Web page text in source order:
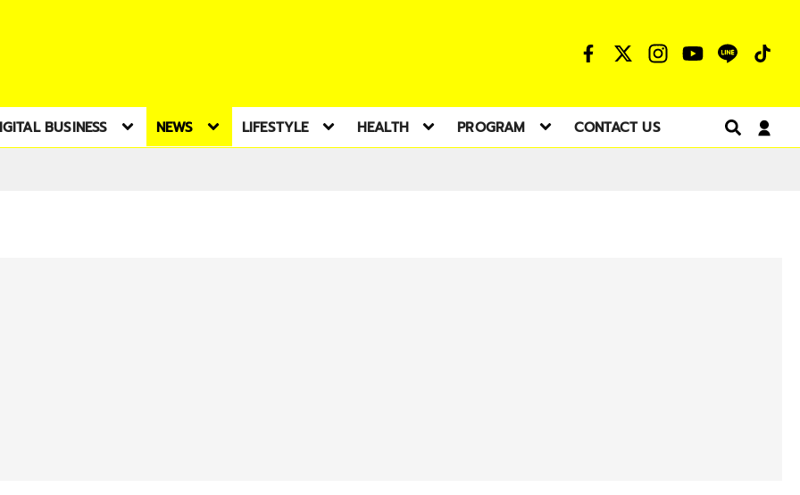
BUSINESS NEWS LIFESTYLE HEALTH PROGRAM CONTACT US